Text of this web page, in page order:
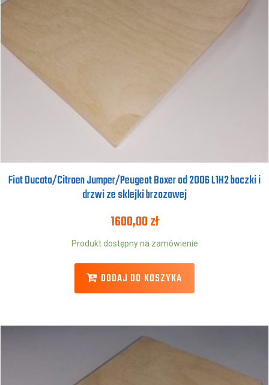
Fiat Ducato/Citroen Jumper/Peugeot Boxer od 2006 L1H2 boczki i
drzwi ze sklejki brzozowej
1600,00zł
Produkt dostępny na zamówienie
DODAJ DO KOSZYKA